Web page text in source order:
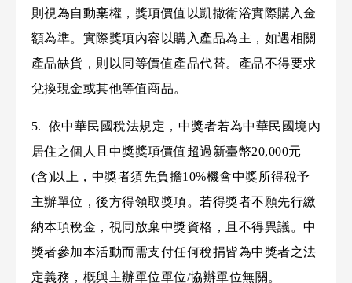
則視為自動棄權，獎項價值以凱撒衛浴實際購入金
額為準。實際獎項內容以購入產品為主，如遇相關
產品缺貨，則以同等價值產品代替。產品不得要求
兌換現金或其他等值商品。
5. 依中華民國稅法規定，中獎者若為中華民國境內
居住之個人且中獎獎項價值超過新臺幣20,000元
(含)以上，中獎者須先負擔10%機會中獎所得稅予
主辦單位，後方得領取獎項。若得獎者不願先行繳
納本項稅金，視同放棄中獎資格，且不得異議。中
獎者參加本活動而需支付任何稅捐皆為中獎者之法
定義務，概與主辦單位單位/協辦單位無關。